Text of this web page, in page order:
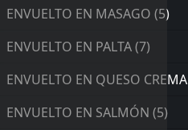
ENVUELTO EN MASAGO (5)
ENVUELTO EN PALTA(7)
ENVUELTO EN QUESO CREMA
ENVUELTO EN SALMÓN (5)